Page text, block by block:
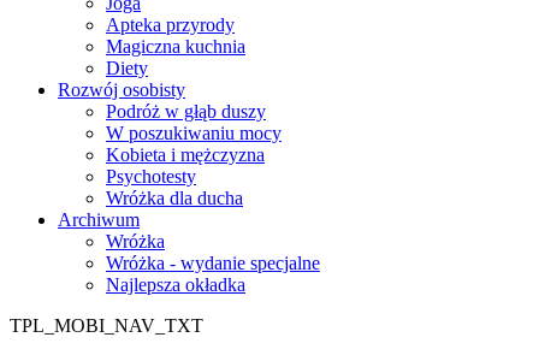
Apteka przyrody
Magiczna kuchnia
Diety
Rozwój osobisty
Podróż w głąb duszy
W poszukiwaniu mocy
Kobieta i mężczyzna
Psychotesty
Wróżka dla ducha
Archiwum
Wróżka
Wróżka - wydanie specjalne
Najlepsza okładka
TPL_MOBI_NAV_TXT